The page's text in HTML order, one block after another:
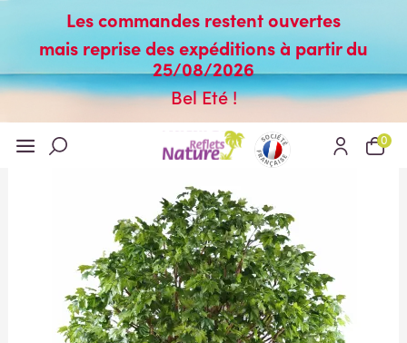
Les commandes restent ouvertes
mais reprise des expéditions à partir du
25/08/2026
Bel Eté !
0